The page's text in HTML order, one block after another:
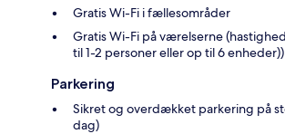
Gratis Wi-Fi i fællesområder
Gratis Wi-Fi på værelserne
til 1-2 personer eller op til 6 enheder))
Parkering
Sikret og overdækket parkering på
dag)